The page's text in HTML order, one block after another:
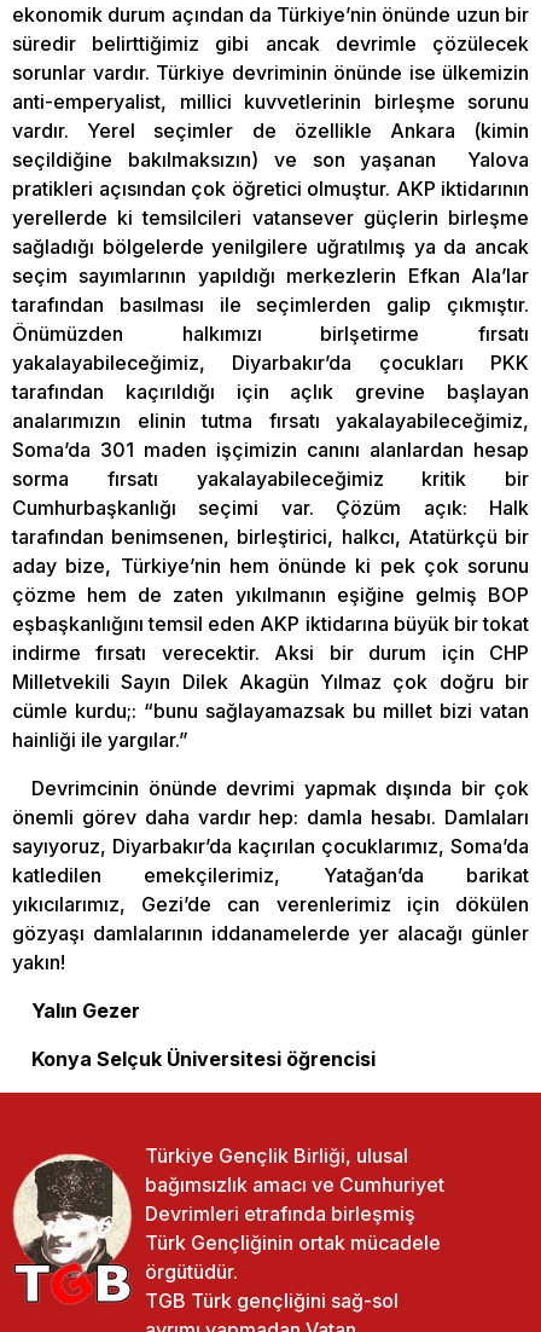
ekonomik durum açından da Türkiye’nin önünde uzun bir
süredir belirttiğimiz gibi ancak devrimle çözülecek
sorunlar vardır. Türkiye devriminin önünde ise ülkemizin
anti-emperyalist, millici kuvvetlerinin birleşme sorunu
vardır. Yerel seçimler de özellikle Ankara (kimin
seçildiğine bakılmaksızın) ve son yaşanan Yalova
pratikleri açısından çok öğretici olmuştur. AKP iktidarının
yerellerde ki temsilcileri vatansever güçlerin birleşme
sağladığı bölgelerde yenilgilere uğratılmış ya da ancak
seçim sayımlarının yapıldığı merkezlerin Efkan Ala’lar
tarafından basılması ile seçimlerden galip çıkmıştır.
Önümüzden halkımızı birlşetirme fırsatı
yakalayabileceğimiz, Diyarbakır’da çocukları PKK
tarafından kaçırıldığı için açlık grevine başlayan
analarımızın elinin tutma fırsatı yakalayabileceğimiz,
Soma’da 301 maden işçimizin canını alanlardan hesap
sorma fırsatı yakalayabileceğimiz kritik bir
Cumhurbaşkanlığı seçimi var. Çözüm açık: Halk
tarafından benimsenen, birleştirici, halkcı, Atatürkçü bir
aday bize, Türkiye’nin hem önünde ki pek çok sorunu
çözme hem de zaten yıkılmanın eşiğine gelmiş BOP
eşbaşkanlığını temsil eden AKP iktidarına büyük bir tokat
indirme fırsatı verecektir. Aksi bir durum için CHP
Milletvekili Sayın Dilek Akagün Yılmaz çok doğru bir
cümle kurdu;: “bunu sağlayamazsak bu millet bizi vatan
hainliği ile yargılar.”
Devrimcinin önünde devrimi yapmak dışında bir çok
önemli görev daha vardır hep: damla hesabı. Damlaları
sayıyoruz, Diyarbakır’da kaçırılan çocuklarımız, Soma’da
katledilen emekçilerimiz, Yatağan’da barikat
yıkıcılarımız, Gezi’de can verenlerimiz için dökülen
gözyaşı damlalarının iddanamelerde yer alacağı günler
yakın!
Yalın Gezer
Konya Selçuk Üniversitesi öğrencisi
Türkiye Gençlik Birliği, ulusal
bağımsızlık amacı ve Cumhuriyet
Devrimleri etrafında birleşmiş
Türk Gençliğinin ortak mücadele
örgütüdür.
TGB Türk gençliğini sağ-sol